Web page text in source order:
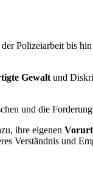
Polizeiarbeit bis
Gewaltund
und die
ihre eigenen
Verständnis und